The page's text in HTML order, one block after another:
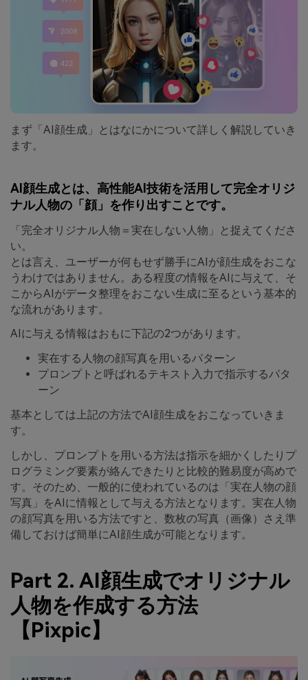
まず「AI顔生成」とはなにかについて詳しく解説していき
ます。
AI顔生成とは、高性能AI技術を活用して完全オリジ
ナル人物の「顔」を作り出すことです。
「完全オリジナル人物＝実在しない人物」と捉えてくださ
い。
とは言え、ユーザーが何もせず勝手にAIが顔生成をおこな
うわけではありません。ある程度の情報をAIに与えて、そ
こからAIがデータ整理をおこない生成に至るという基本的
な流れがあります。
AIに与える情報はおもに下記の2つがあります。
実在する人物の顔写真を用いるパターン
プロンプトと呼ばれるテキスト入力で指示するパタ
ーン
基本としては上記の方法でAI顔生成をおこなっていきま
す。
しかし、プロンプトを用いる方法は指示を細かくしたりプ
ログラミング要素が絡んできたりと比較的難易度が高めで
す。そのため、一般的に使われているのは「実在人物の顔
写真」をAIに情報として与える方法となります。実在人物
の顔写真を用いる方法ですと、数枚の写真（画像）さえ準
備しておけば簡単にAI顔生成が可能となります。
Part 2. AI顔生成でオリジナル
人物を作成する方法
【Pixpic】